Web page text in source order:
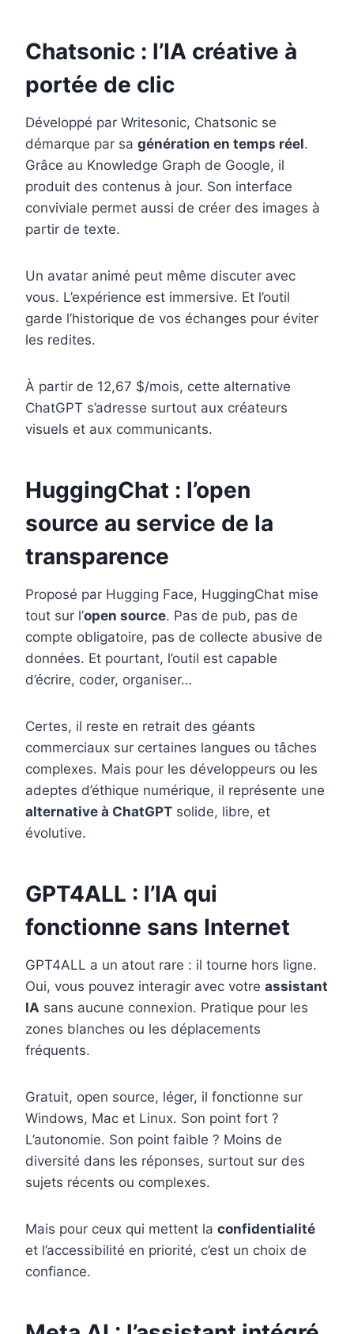
Chatsonic : l’IA créative à
portée de clic
Développé par Writesonic, Chatsonic se
démarque par sa génération en temps réel.
Grâce au Knowledge Graph de Google, il
produit des contenus à jour. Son interface
conviviale permet aussi de créer des images à
partir de texte.
Un avatar animé peut même discuter avec
vous. L’expérience est immersive. Et l’outil
garde l’historique de vos échanges pour éviter
les redites.
À partir de 12,67 $/mois, cette alternative
ChatGPT s’adresse surtout aux créateurs
visuels et aux communicants.
HuggingChat : l’open
source au service de la
transparence
Proposé par Hugging Face, HuggingChat mise
tout sur l’open source. Pas de pub, pas de
compte obligatoire, pas de collecte abusive de
données. Et pourtant, l’outil est capable
d’écrire, coder, organiser…
Certes, il reste en retrait des géants
commerciaux sur certaines langues ou tâches
complexes. Mais pour les développeurs ou les
adeptes d’éthique numérique, il représente une
alternative à ChatGPT solide, libre, et
évolutive.
GPT4ALL : l’IA qui
fonctionne sans Internet
GPT4ALL a un atout rare : il tourne hors ligne.
Oui, vous pouvez interagir avec votre assistant
IA sans aucune connexion. Pratique pour les
zones blanches ou les déplacements
fréquents.
Gratuit, open source, léger, il fonctionne sur
Windows, Mac et Linux. Son point fort ?
L’autonomie. Son point faible ? Moins de
diversité dans les réponses, surtout sur des
sujets récents ou complexes.
Mais pour ceux qui mettent la confidentialité
et l’accessibilité en priorité, c’est un choix de
confiance.